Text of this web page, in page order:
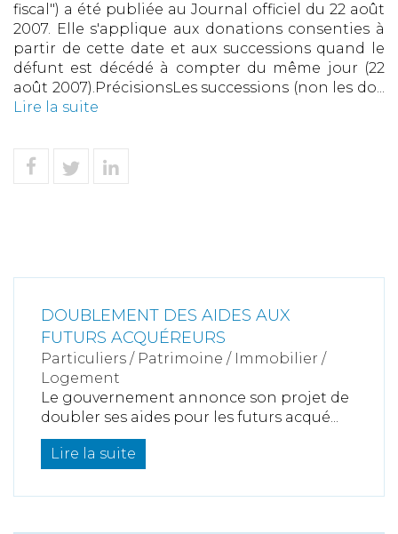
fiscal") a été publiée au Journal officiel du 22 août
2007. Elle s'applique aux donations consenties à
partir de cette date et aux successions quand le
défunt est décédé à compter du même jour (22
août 2007).PrécisionsLes successions (non les do...
Lire la suite
DOUBLEMENT DES AIDES AUX
FUTURS ACQUÉREURS
Particuliers / Patrimoine / Immobilier /
Logement
Le gouvernement annonce son projet de
doubler ses aides pour les futurs acqué...
Lire la suite